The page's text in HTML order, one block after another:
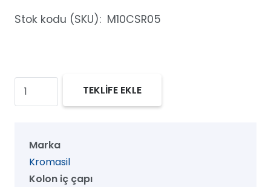
Stok kodu (SKU): M10CSR05
Kromasil
100
HPLC
Kolon,
TEKLİFE EKLE
Marka
Kromasil
Kolon iç çapı